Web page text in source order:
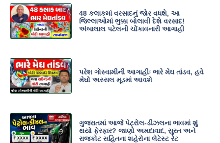
48 કલાકમાં વરસાદનું જોર વધશે, આ
જિલ્લાઓમાં ભુક્કા બોલાવી દેશે વરસાદ!
અંબાલાલ પટેલની ચોંકાવનારી આગાહી
પરેશ ગોસ્વામીની આગાહીઃ ભારે મેઘ તાંડવ, હવે
મેઘો અસ્સલ મૂડમાં આવશે
ગુજરાતમાં આજે પેટ્રોલ-ડીઝલના ભાવમાં શું
થયો ફેરફાર? જાણો અમદાવાદ, સુરત અને
રાજકોટ સહિતના શહેરોના લેટેસ્ટ રેટ